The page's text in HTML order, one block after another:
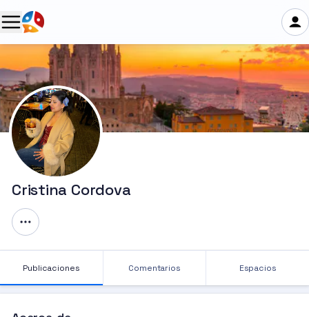
Cristina Cordova 🇨🇭
Publicaciones Comentarios Espacios